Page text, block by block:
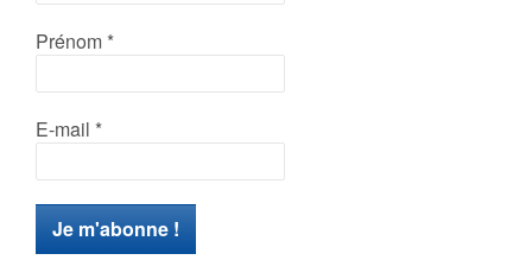
Prénom *
E-mail *